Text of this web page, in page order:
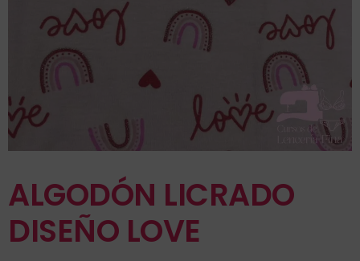
ALGODÓN LICRADO
DISEÑO LOVE